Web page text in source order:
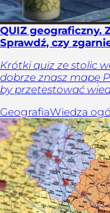
QUIZ geograficzny.
Sprawdź, czy
Krótki quiz ze stolic
dobrze znasz mapę
by przetestować
GeografiaWiedza